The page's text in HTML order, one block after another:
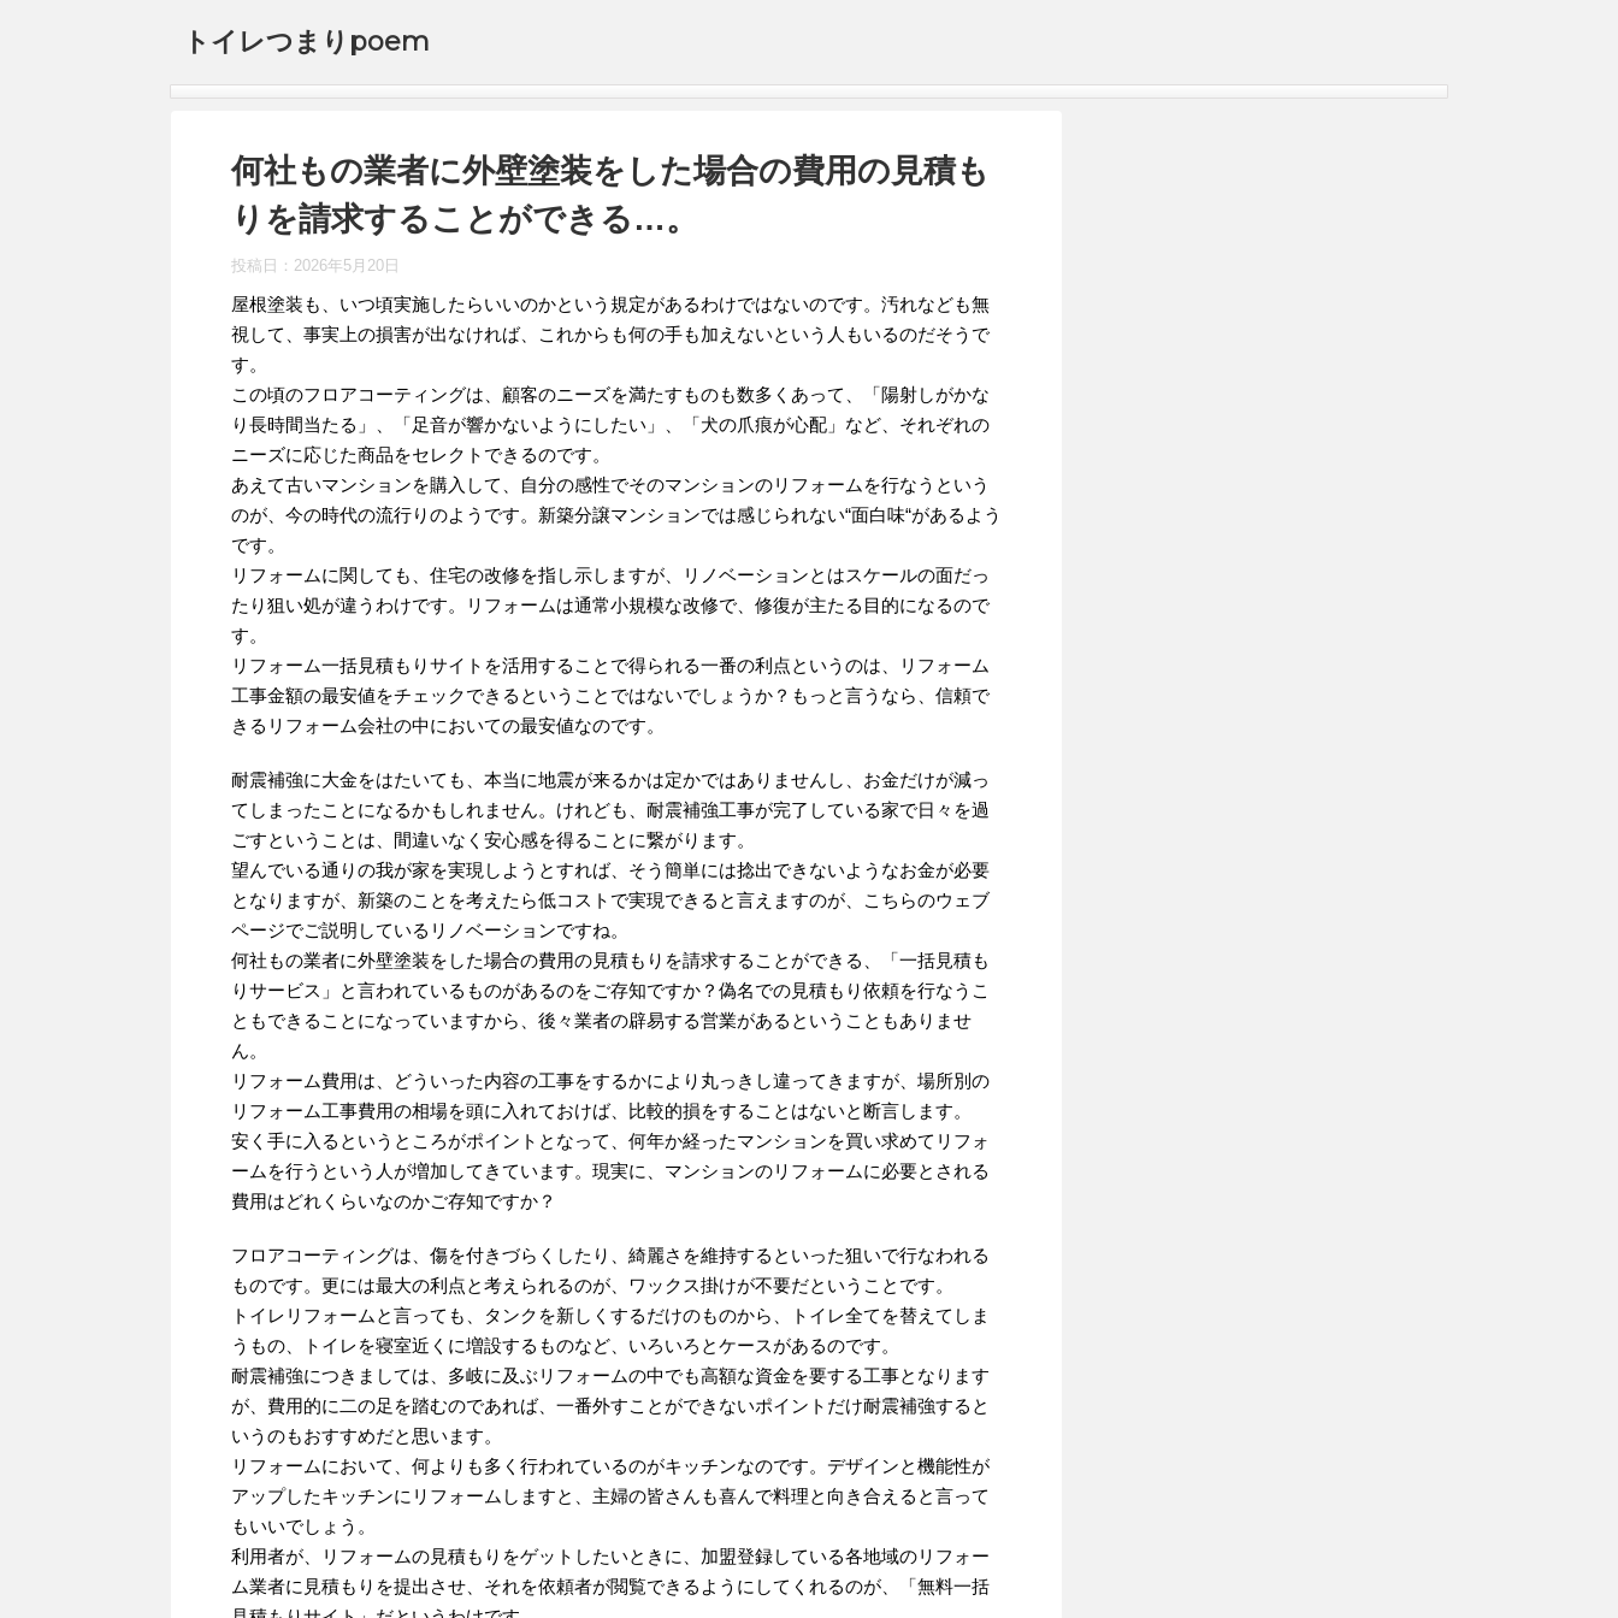
トイレつまりpoem
何社もの業者に外壁塗装をした場合の費用の見積も
りを請求することができる…。
投稿日： 2026年5月20日
屋根塗装も、いつ頃実施したらいいのかという規定があるわけではないのです。汚れなども無
視して、事実上の損害が出なければ、これからも何の手も加えないという人もいるのだそうで
す。
この頃のフロアコーティングは、顧客のニーズを満たすものも数多くあって、「陽射しがかな
り長時間当たる」、「足音が響かないようにしたい」、「犬の爪痕が心配」など、それぞれの
ニーズに応じた商品をセレクトできるのです。
あえて古いマンションを購入して、自分の感性でそのマンションのリフォームを行なうという
のが、今の時代の流行りのようです。新築分譲マンションでは感じられない“面白味“があるよう
です。
リフォームに関しても、住宅の改修を指し示しますが、リノベーションとはスケールの面だっ
たり狙い処が違うわけです。リフォームは通常小規模な改修で、修復が主たる目的になるので
す。
リフォーム一括見積もりサイトを活用することで得られる一番の利点というのは、リフォーム
工事金額の最安値をチェックできるということではないでしょうか？もっと言うなら、信頼で
きるリフォーム会社の中においての最安値なのです。
耐震補強に大金をはたいても、本当に地震が来るかは定かではありませんし、お金だけが減っ
てしまったことになるかもしれません。けれども、耐震補強工事が完了している家で日々を過
ごすということは、間違いなく安心感を得ることに繋がります。
望んでいる通りの我が家を実現しようとすれば、そう簡単には捻出できないようなお金が必要
となりますが、新築のことを考えたら低コストで実現できると言えますのが、こちらのウェブ
ページでご説明しているリノベーションですね。
何社もの業者に外壁塗装をした場合の費用の見積もりを請求することができる、「一括見積も
りサービス」と言われているものがあるのをご存知ですか？偽名での見積もり依頼を行なうこ
ともできることになっていますから、後々業者の辟易する営業があるということもありませ
ん。
リフォーム費用は、どういった内容の工事をするかにより丸っきし違ってきますが、場所別の
リフォーム工事費用の相場を頭に入れておけば、比較的損をすることはないと断言します。
安く手に入るというところがポイントとなって、何年か経ったマンションを買い求めてリフォ
ームを行うという人が増加してきています。現実に、マンションのリフォームに必要とされる
費用はどれくらいなのかご存知ですか？
フロアコーティングは、傷を付きづらくしたり、綺麗さを維持するといった狙いで行なわれる
ものです。更には最大の利点と考えられるのが、ワックス掛けが不要だということです。
トイレリフォームと言っても、タンクを新しくするだけのものから、トイレ全てを替えてしま
うもの、トイレを寝室近くに増設するものなど、いろいろとケースがあるのです。
耐震補強につきましては、多岐に及ぶリフォームの中でも高額な資金を要する工事となります
が、費用的に二の足を踏むのであれば、一番外すことができないポイントだけ耐震補強すると
いうのもおすすめだと思います。
リフォームにおいて、何よりも多く行われているのがキッチンなのです。デザインと機能性が
アップしたキッチンにリフォームしますと、主婦の皆さんも喜んで料理と向き合えると言って
もいいでしょう。
利用者が、リフォームの見積もりをゲットしたいときに、加盟登録している各地域のリフォー
ム業者に見積もりを提出させ、それを依頼者が閲覧できるようにしてくれるのが、「無料一括